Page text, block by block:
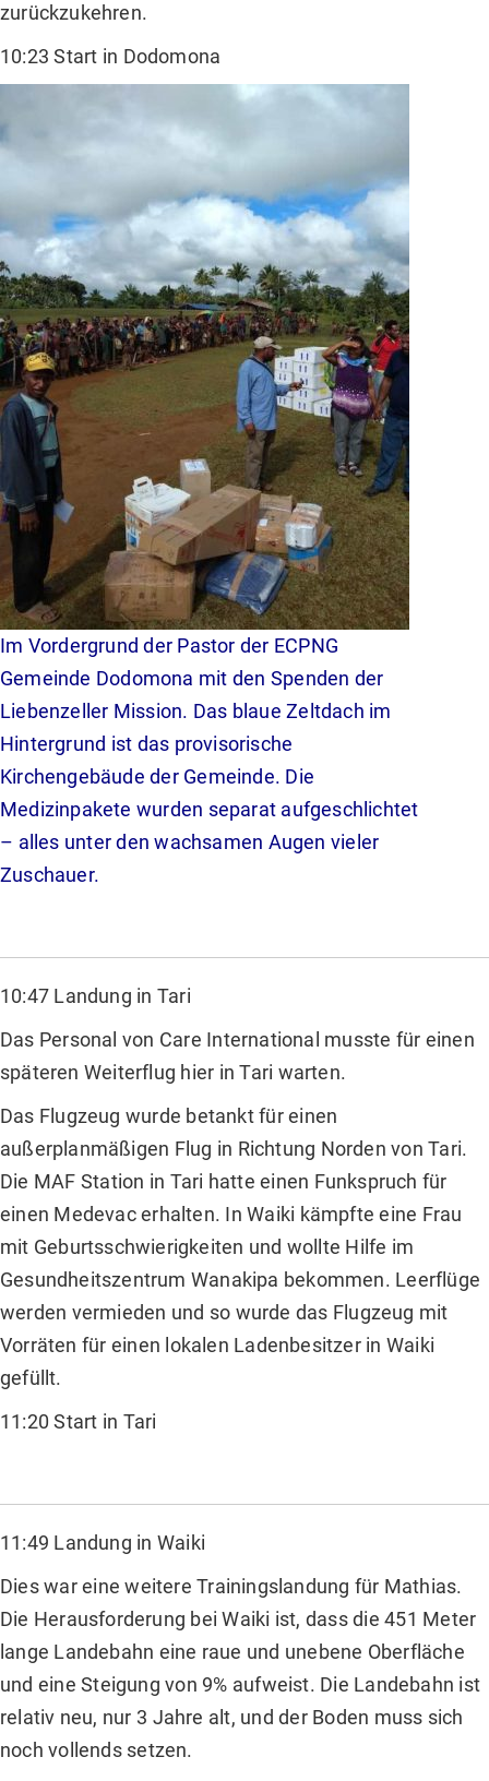
zurückzukehren.
10:23 Start in Dodomona
Im Vordergrund der Pastor der ECPNG
Gemeinde Dodomona mit den Spenden der
Liebenzeller Mission. Das blaue Zeltdach im
Hintergrund ist das provisorische
Kirchengebäude der Gemeinde. Die
Medizinpakete wurden separat aufgeschlichtet
– alles unter den wachsamen Augen vieler
Zuschauer.
10:47 Landung in Tari
Das Personal von Care International musste für einen
späteren Weiterflug hier in Tari warten.
Das Flugzeug wurde betankt für einen
außerplanmäßigen Flug in Richtung Norden von Tari.
Die MAF Station in Tari hatte einen Funkspruch für
einen Medevac erhalten. In Waiki kämpfte eine Frau
mit Geburtsschwierigkeiten und wollte Hilfe im
Gesundheitszentrum Wanakipa bekommen. Leerflüge
werden vermieden und so wurde das Flugzeug mit
Vorräten für einen lokalen Ladenbesitzer in Waiki
gefüllt.
11:20 Start in Tari
11:49 Landung in Waiki
Dies war eine weitere Trainingslandung für Mathias.
Die Herausforderung bei Waiki ist, dass die 451 Meter
lange Landebahn eine raue und unebene Oberfläche
und eine Steigung von 9% aufweist. Die Landebahn ist
relativ neu, nur 3 Jahre alt, und der Boden muss sich
noch vollends setzen.